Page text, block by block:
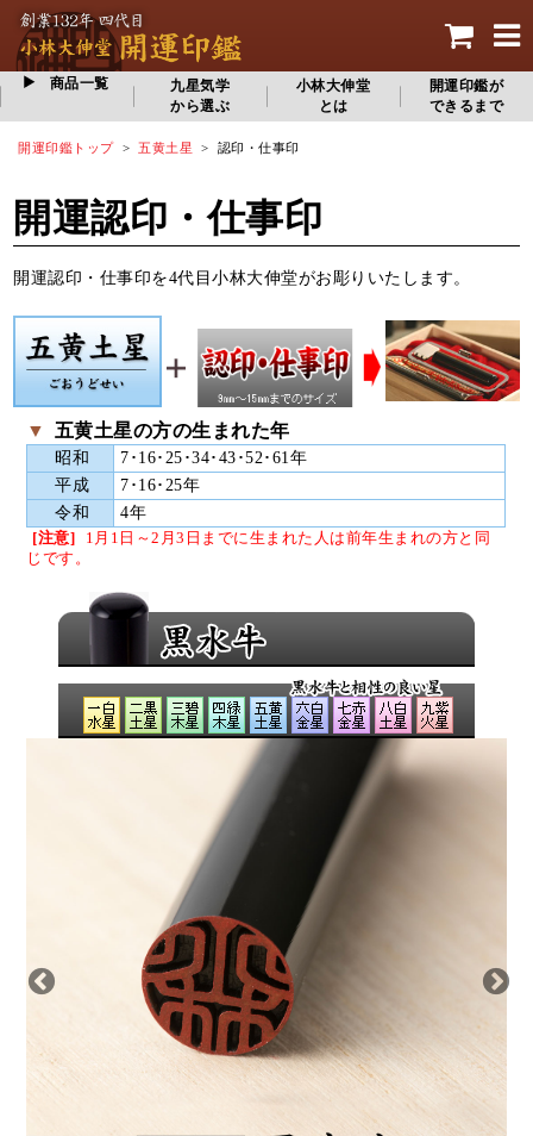
商品一覧
九星気学
から選ぶ
小林大伸堂
とは
開運印鑑が
できるまで
開運印鑑トップ> 五黄土星 > 認印・仕事印
開運認印・仕事印
開運認印・仕事印を4代目小林大伸堂がお彫りいたします。
▼ 五黄土星の方の生まれた年
昭和
7･16･25･34･43･52･61年
平成
7･16･25年
令和
4年
[注意]
1月1日～2月3日までに生まれた人は前年生まれの方と同
じです。